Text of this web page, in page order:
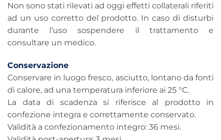
Non sono stati rilevati ad oggi effetti collaterali riferiti
ad un uso corretto del prodotto. In caso di disturbi
durante l’uso sospendere il trattamento e
consultare un medico.
Conservazione
Conservare in luogo fresco, asciutto, lontano da fonti
di calore, ad una temperatura inferiore ai 25 °C.
La data di scadenza si riferisce al prodotto in
confezione integra e correttamente conservato.
Validità a confezionamento integro: 36 mesi.